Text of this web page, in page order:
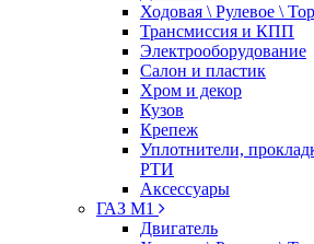
Ходовая \ Рулевое \
Трансмиссия и КПП
Электрооборудование
Салон и пластик
Хром и декор
Кузов
Крепеж
Уплотнители,
РТИ
Аксессуары
ГАЗ М1
Двигатель